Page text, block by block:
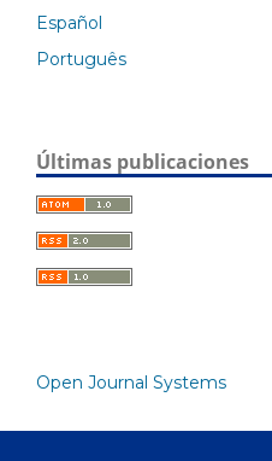
Español
Português
Últimas publicaciones
Open Journal Systems